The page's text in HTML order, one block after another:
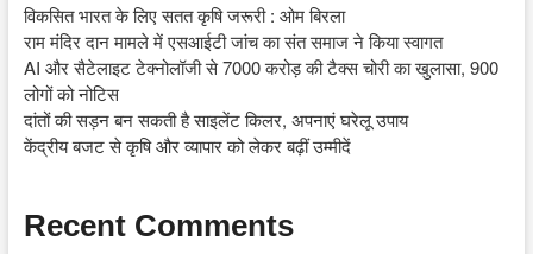
विकसित भारत के लिए सतत कृषि जरूरी : ओम बिरला
राम मंदिर दान मामले में एसआईटी जांच का संत समाज ने किया स्वागत
AI और सैटेलाइट टेक्नोलॉजी से 7000 करोड़ की टैक्स चोरी का खुलासा, 900
लोगों को नोटिस
दांतों की सड़न बन सकती है साइलेंट किलर, अपनाएं घरेलू उपाय
केंद्रीय बजट से कृषि और व्यापार को लेकर बढ़ीं उम्मीदें
Recent Comments